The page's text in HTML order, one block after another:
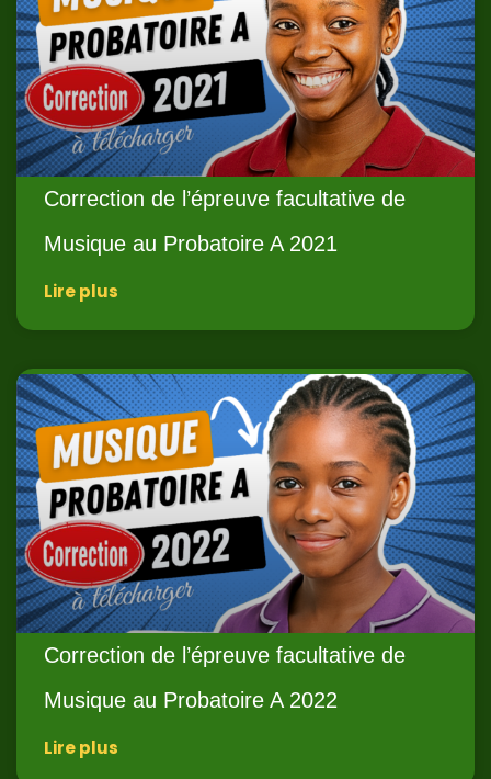
Correction de l’épreuve facultative de
Musique au Probatoire A 2021
Lire plus
Correction de l’épreuve facultative de
Musique au Probatoire A 2022
Lire plus